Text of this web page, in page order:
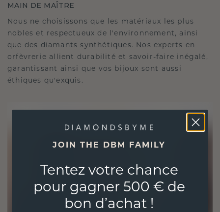
MAIN DE MAÎTRE
Nous ne choisissons que les matériaux les plus
nobles et respectueux de l'environnement, ainsi
que des diamants synthétiques. Nos experts en
orfèvrerie allient durabilité et savoir-faire inégalé,
garantissant ainsi que vos bijoux sont aussi
éthiques qu'exquis.
JOIN THE DBM FAMILY
Tentez votre chance
pour gagner 500 € de
bon d’achat !